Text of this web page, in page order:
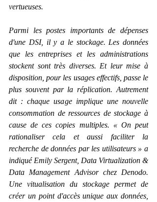
vertueuses.
Parmi les postes importants de dépenses
d'une DSI, il y a le stockage. Les données
que les entreprises et les administrations
stockent sont très diverses. Et leur mise à
disposition, pour les usages effectifs, passe le
plus souvent par la réplication. Autrement
dit : chaque usage implique une nouvelle
consommation de ressources de stockage à
cause de ces copies multiples. « On peut
rationaliser cela et aussi faciliter la
recherche de données par les utilisateurs » a
indiqué Emily Sergent, Data Virtualization &
Data Management Advisor chez Denodo.
Une vitualisation du stockage permet de
créer un point d'accès unique aux données,